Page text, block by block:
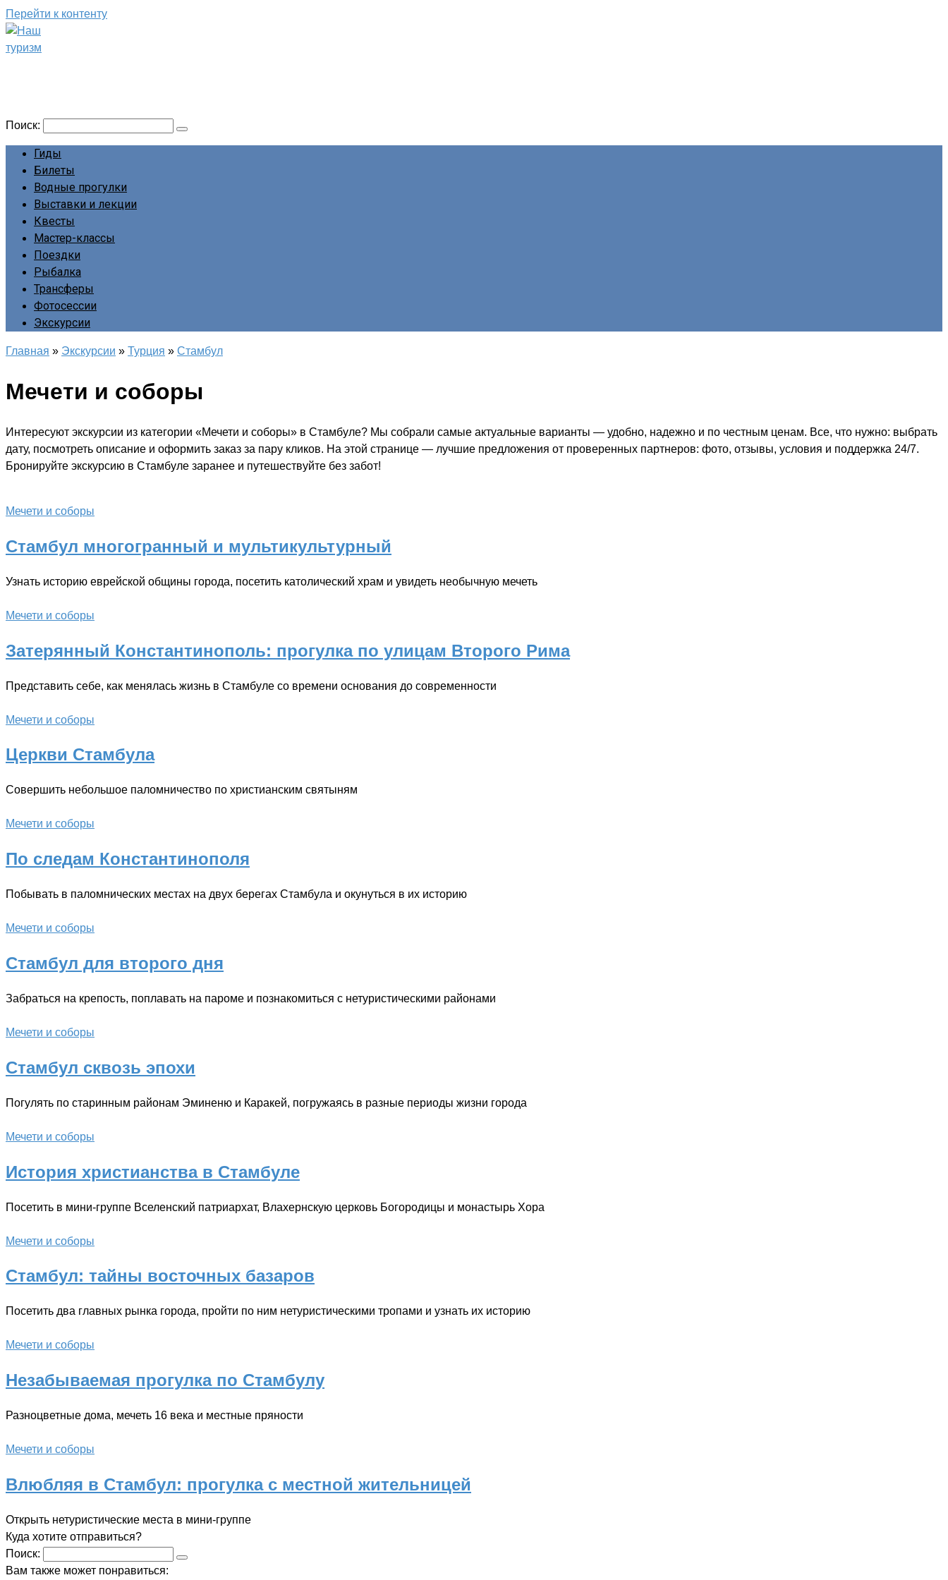
Перейти к контенту
Поиск:
Гиды
Билеты
Водные прогулки
Выставки и лекции
Квесты
Мастер-классы
Поездки
Рыбалка
Трансферы
Фотосессии
Экскурсии
Главная » Экскурсии » Турция » Стамбул
Мечети и соборы
Интересуют экскурсии из категории «Мечети и соборы» в Стамбуле? Мы собрали самые актуальные варианты — удобно, надежно и по честным ценам. Все, что нужно: выбрать
дату, посмотреть описание и оформить заказ за пару кликов. На этой странице — лучшие предложения от проверенных партнеров: фото, отзывы, условия и поддержка 24/7.
Бронируйте экскурсию в Стамбуле заранее и путешествуйте без забот!
Мечети и соборы
Стамбул многогранный и мультикультурный
Узнать историю еврейской общины города, посетить католический храм и увидеть необычную мечеть
Мечети и соборы
Затерянный Константинополь: прогулка по улицам Второго Рима
Представить себе, как менялась жизнь в Стамбуле со времени основания до современности
Мечети и соборы
Церкви Стамбула
Совершить небольшое паломничество по христианским святыням
Мечети и соборы
По следам Константинополя
Побывать в паломнических местах на двух берегах Стамбула и окунуться в их историю
Мечети и соборы
Стамбул для второго дня
Забраться на крепость, поплавать на пароме и познакомиться с нетуристическими районами
Мечети и соборы
Стамбул сквозь эпохи
Погулять по старинным районам Эминеню и Каракей, погружаясь в разные периоды жизни города
Мечети и соборы
История христианства в Стамбуле
Посетить в мини-группе Вселенский патриархат, Влахернскую церковь Богородицы и монастырь Хора
Мечети и соборы
Стамбул: тайны восточных базаров
Посетить два главных рынка города, пройти по ним нетуристическими тропами и узнать их историю
Мечети и соборы
Незабываемая прогулка по Стамбулу
Разноцветные дома, мечеть 16 века и местные пряности
Мечети и соборы
Влюбляя в Стамбул: прогулка с местной жительницей
Открыть нетуристические места в мини-группе
Куда хотите отправиться?
Поиск:
Вам также может понравиться: